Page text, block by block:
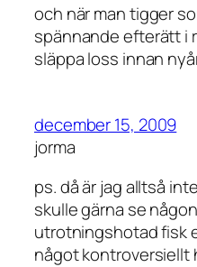
och när man tigger
spännande efterätt i
släppa loss innan
december 15, 2009
jorma
ps. då är jag alltså
skulle gärna se
utrotningshotad fisk
något kontroversiellt